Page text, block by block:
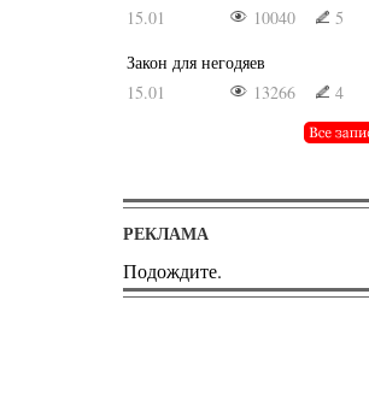
15.01
10040
5
Закон для негодяев
15.01
13266 4
РЕКЛАМА
Подождите.